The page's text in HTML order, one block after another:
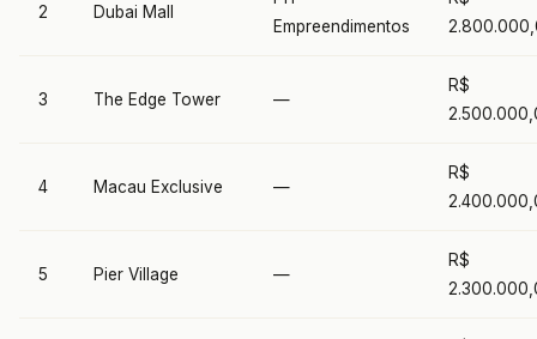
2 Dubai Mall
Empreendimentos
3 The Edge Tower —
R$
4 Macau Exclusive —
R$
5 Pier Village —
R$